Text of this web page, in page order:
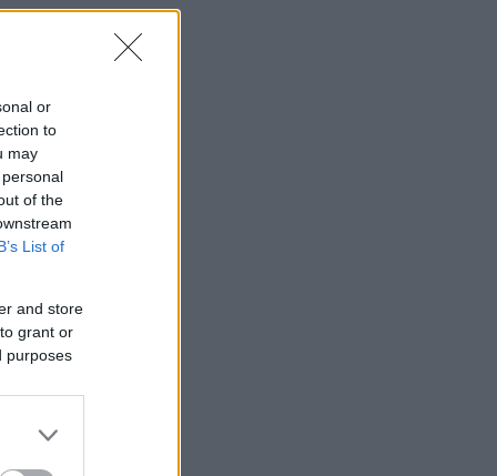
or
to
may
of the
List of
and store
grant or
purposes